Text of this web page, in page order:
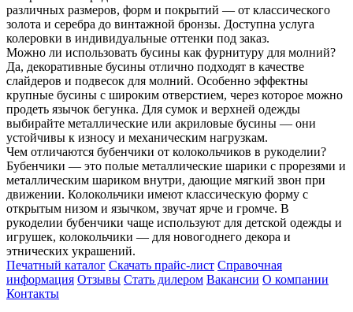
различных размеров, форм и покрытий — от классического
золота и серебра до винтажной бронзы. Доступна услуга
колеровки в индивидуальные оттенки под заказ.
Можно ли использовать бусины как фурнитуру для молний?
Да, декоративные бусины отлично подходят в качестве
слайдеров и подвесок для молний. Особенно эффектны
крупные бусины с широким отверстием, через которое можно
продеть язычок бегунка. Для сумок и верхней одежды
выбирайте металлические или акриловые бусины — они
устойчивы к износу и механическим нагрузкам.
Чем отличаются бубенчики от колокольчиков в рукоделии?
Бубенчики — это полые металлические шарики с прорезями и
металлическим шариком внутри, дающие мягкий звон при
движении. Колокольчики имеют классическую форму с
открытым низом и язычком, звучат ярче и громче. В
рукоделии бубенчики чаще используют для детской одежды и
игрушек, колокольчики — для новогоднего декора и
этнических украшений.
Печатный каталог Скачать прайс-лист Справочная
информация Отзывы Стать дилером Вакансии О компании
Контакты